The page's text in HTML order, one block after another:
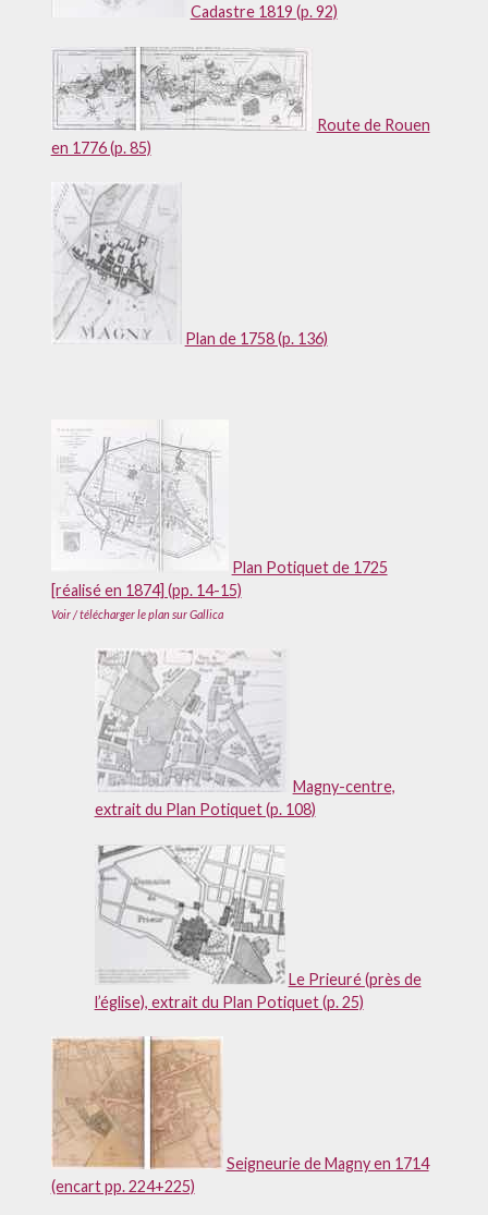
Cadastre 1819 (p. 92)
Route de Rouen
en 1776 (p. 85)
Plan de 1758 (p. 136)
Plan Potiquet de 1725
[réalisé en 1874] (pp. 14-15)
Voir / télécharger le plan sur Gallica
Magny-centre,
extrait du Plan Potiquet (p. 108)
Le Prieuré (près de
l’église), extrait du Plan Potiquet (p. 25)
Seigneurie de Magny en 1714
(encart pp. 224+225)